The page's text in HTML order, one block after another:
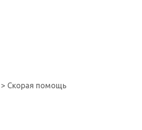
> Скорая помощь